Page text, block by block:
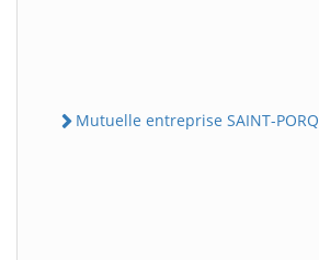
Mutuelle entreprise SAINT-